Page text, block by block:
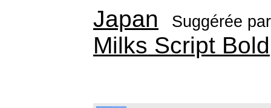
Japan Suggérée
Milks Script Bold